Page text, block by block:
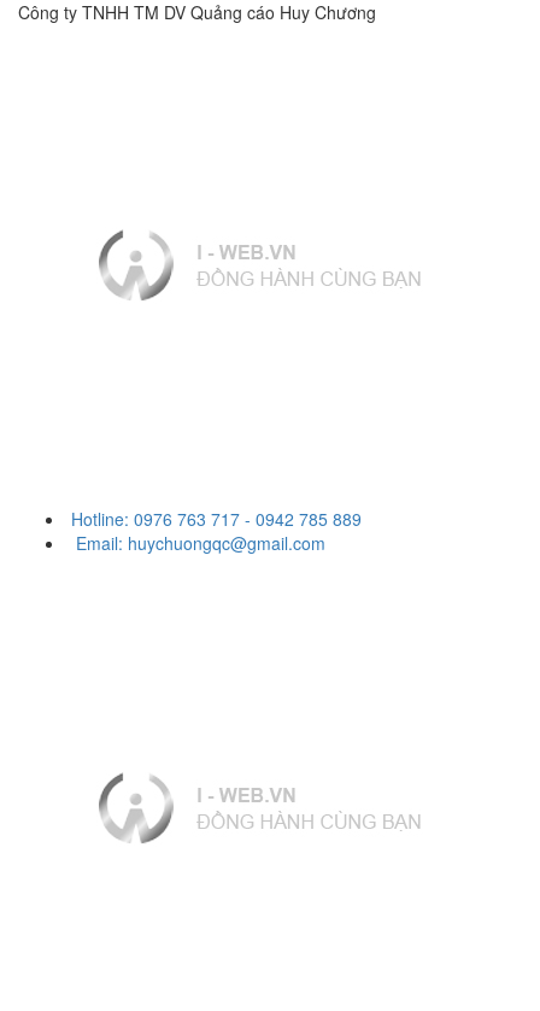
Công ty TNHH TM DV Quảng cáo Huy Chương
Hotline: 0976 763 717 - 0942 785 889
Email: huychuongqc@gmail.com